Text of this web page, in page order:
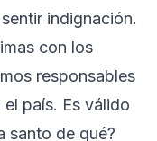
indignación.
con los
responsables
país. Es válido
santo de qué?